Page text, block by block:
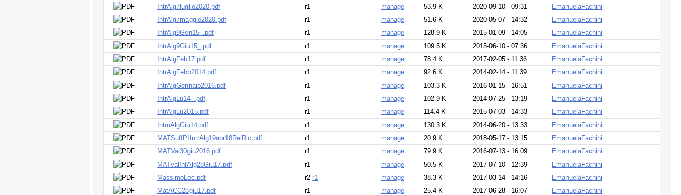
IntrAlg7luglio2020.pdf
r1 manage 53.9 K 2020-09-10 - 09:31
EmanuelaFachini
IntrAlg7maggio2020.pdf
r1 manage 51.6 K 2020-05-07 - 14:32
EmanuelaFachini
IntrAlg9Gen15_.pdf
r1 manage 128.9 K 2015-01-09 - 14:05
EmanuelaFachini
IntrAlg9Giu15_.pdf
r1 manage 109.5 K 2015-06-10 - 07:36
EmanuelaFachini
IntrAlgFeb17.pdf
r1 manage 78.4 K 2017-02-05 - 11:36
EmanuelaFachini
IntrAlgFebb2014.pdf
r1 manage 92.6 K 2014-02-14 - 11:39
EmanuelaFachini
IntrAlgGennaio2016.pdf
r1 manage 103.3 K 2016-01-15 - 16:51
EmanuelaFachini
IntrAlgLu14_.pdf
r1 manage 102.9 K 2014-07-25 - 13:19
EmanuelaFachini
IntrAlgLu2015.pdf
r1 manage 114.4 K 2015-07-03 - 14:33
EmanuelaFachini
IntroAlgGiu14.pdf
r1 manage 130.3 K 2014-06-20 - 13:33
EmanuelaFachini
MATSuffPIIntrAlg19apr18RelRic.pdf
r1 manage 20.9 K 2018-05-17 - 13:15
EmanuelaFachini
MATVal30giu2016.pdf
r1 manage 79.9 K 2016-07-13 - 16:09
EmanuelaFachini
MATvalIntAlg28Giu17.pdf
r1 manage 50.5 K 2017-07-10 - 12:39
EmanuelaFachini
MassimoLoc.pdf
r2r1 manage 38.3 K 2017-03-14 - 14:16
EmanuelaFachini
MatACC28giu17.pdf
r1 manage 25.4 K 2017-06-28 - 16:07
EmanuelaFachini